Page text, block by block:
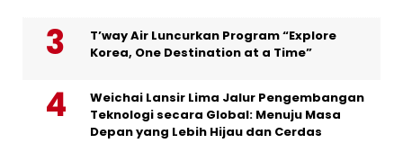
T’way Air Luncurkan Program “Explore
Korea, One Destination at a Time”
Weichai Lansir Lima Jalur Pengembangan
Teknologi secara Global: Menuju Masa
Depan yang Lebih Hijau dan Cerdas